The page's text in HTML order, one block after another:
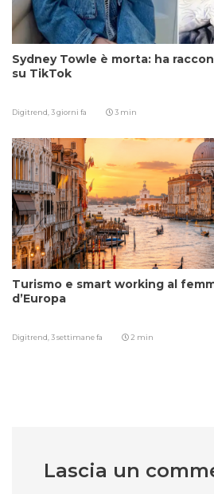
Sydney Towle è morta: ha
su TikTok
Digitrend,3 giorni fa 3 min
Turismo e smart working al
d’Europa
Digitrend,3 settimane fa 2 min
Lascia un